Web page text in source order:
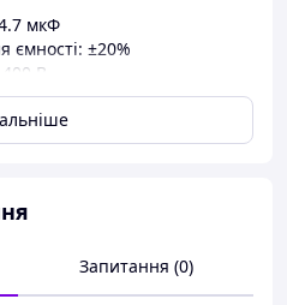
мкФ
ємності: ±20%
В
105 °C
Кур’єрська служба
Ми відправляємо
замовлення з понеділка
Запитання (0)